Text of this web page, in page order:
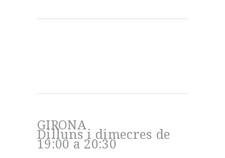
GIRONA
Dilluns i dimecres de
19:00 a 20:30